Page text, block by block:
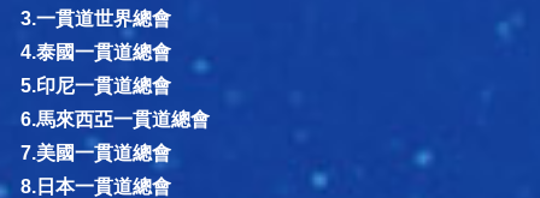
3.一貫道世界總會
4.泰國一貫道總會
5.印尼一貫道總會
6.馬來西亞一貫道總會
7.美國一貫道總會
8.日本一貫道總會